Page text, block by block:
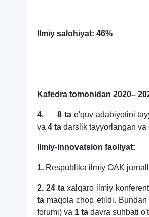
Ilmiy salohiyat: 46%
Kafedra tomonidan 2020–
4. 8 ta o'quv-adabiyotini
va 4 ta darslik tayyorlangan va
Ilmiy-innovatsion faoliyat:
1. Respublika ilmiy OAK
2. 24 taxalqaro ilmiy
ta maqola chop etildi.
forumi) va 1 ta davra suhbati